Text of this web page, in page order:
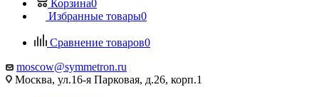
Корзина0
Избранные товары0
Сравнение товаров0
moscow@symmetron.ru
Москва, ул.16-я Парковая, д.26, корп.1